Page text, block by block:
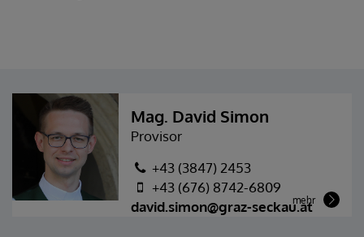
Mag. David Simon
Provisor
+43 (3847) 2453
+43 (676) 8742-6809
david.simon@graz-seckau.at
mehr